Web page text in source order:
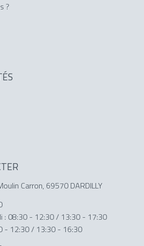
?
Carron, 69570 DARDILLY
: 08:30 - 12:30 / 13:30 - 17:30
- 12:30 / 13:30 - 16:30